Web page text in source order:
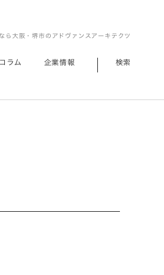
ら大阪・堺市のアドヴァンスアーキテクツ
ラム 企業情報 検索